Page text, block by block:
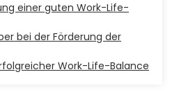
einer guten Work-Life-
bei der Förderung der
Work-Life-Balance